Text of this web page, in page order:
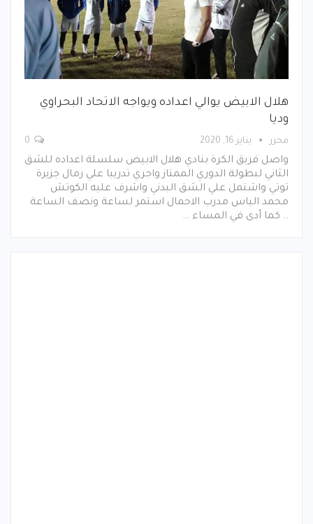
هلال الابيض يوالي اعداده ويواجه الاتحاد البحراوي
وديا
محرر يناير 16, 2020
واصل فريق الكرة بنادي هلال الابيض سلسلة اعداده للشق
الثاني لبطولة الدوري الممتاز واجري تدريبا علي رمال جزيرة
توتي واشتمل علي الشق البدني واشرف عليه الكوتش
محمد الياس مدرب الاحمال استمر لساعة ونصف الساعة
.. كما أدى في المساء …